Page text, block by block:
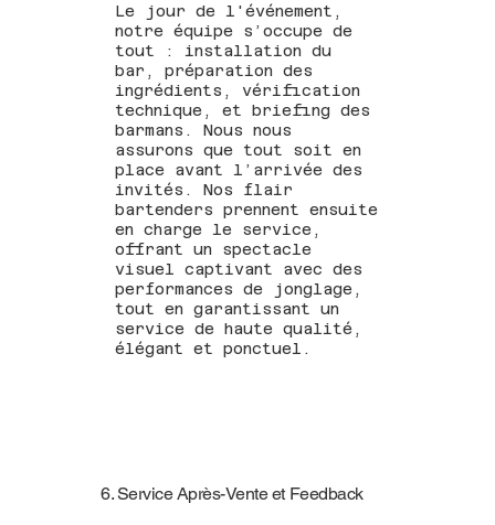
Le jour de l'événement,
notre équipe s’occupe de
tout : installation du
bar, préparation des
ingrédients, vérification
technique, et briefing des
barmans. Nous nous
assurons que tout soit en
place avant l’arrivée des
invités. Nos flair
bartenders prennent ensuite
en charge le service,
offrant un spectacle
visuel captivant avec des
performances de jonglage,
tout en garantissant un
service de haute qualité,
élégant et ponctuel.
6. Service Après-Vente et Feedback